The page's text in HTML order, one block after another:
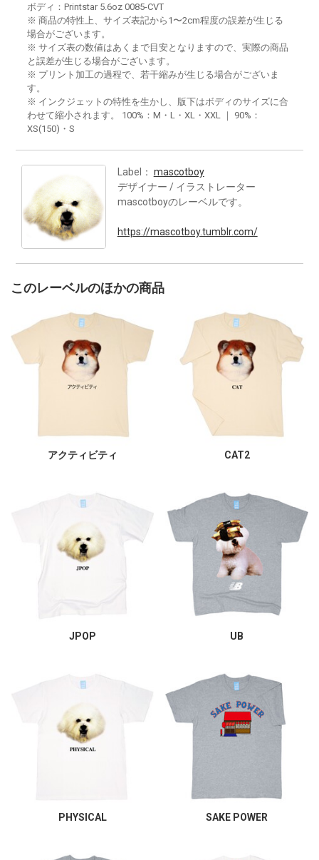
ボディ：Printstar 5.6oz 0085-CVT
※ 商品の特性上、サイズ表記から1〜2cm程度の誤差が生じる
場合がございます。
※ サイズ表の数値はあくまで目安となりますので、実際の商品
と誤差が生じる場合がございます。
※ プリント加工の過程で、若干縮みが生じる場合がございま
す。
※ インクジェットの特性を生かし、版下はボディのサイズに合
わせて縮小されます。 100%：M・L・XL・XXL ｜ 90%：
XS(150)・S
Label： mascotboy
デザイナー / イラストレーター
mascotboyのレーベルです。
https://mascotboy.tumblr.com/
このレーベルのほかの商品
アクティビティ CAT2
JPOP UB
PHYSICAL SAKE POWER